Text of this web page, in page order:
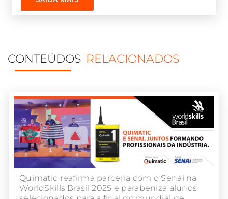
CONTEÚDOS RELACIONADOS
Quimatic reafirma parceria com o Senai na
WorldSkills Brasil 2025 e parabeniza alunos